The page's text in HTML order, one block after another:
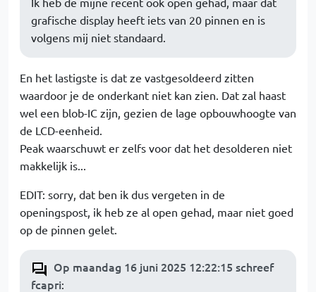
grafische display heeft iets van 20 pinnen en is
volgens mij niet standaard.
En het lastigste is dat ze vastgesoldeerd zitten
waardoor je de onderkant niet kan zien. Dat zal haast
wel een blob-IC zijn, gezien de lage opbouwhoogte van
de LCD-eenheid.
Peak waarschuwt er zelfs voor dat het desolderen niet
makkelijk is...
EDIT: sorry, dat ben ik dus vergeten in de
openingspost, ik heb ze al open gehad, maar niet goed
op de pinnen gelet.
Op maandag 16 juni 2025 12:22:15 schreef
fcapri: